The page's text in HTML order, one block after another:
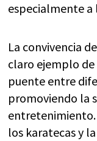
especialmente a
La convivencia
claro ejemplo
puente entre
promoviendo la
los karatecas y